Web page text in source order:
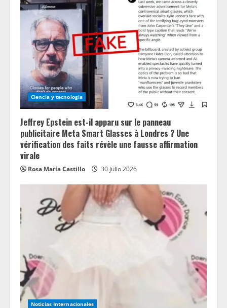
Ciencia y tecnologia
Jeffrey Epstein est-il apparu sur le panneau
publicitaire Meta Smart Glasses à Londres ? Une
vérification des faits révèle une fausse affirmation
virale
Rosa María Castillo 30 julio 2026
Noticias Internacionales